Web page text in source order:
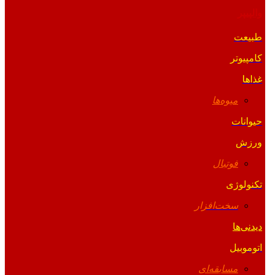
طبیعت
کامپیوتر
غذاها
میوه‌ها
حیوانات
ورزش
فوتبال
تکنولوژی
سخت‌افزار
دیدنی‌ها
اتوموبیل
مسابقه‌ای